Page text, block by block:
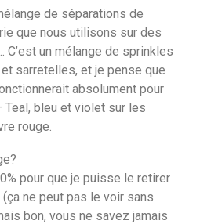
de séparations de
que nous utilisons sur des
un mélange de sprinkles
sarretelles, et je pense que
absolument pour
Teal, bleu et violet sur les
rouge.
pour que je puisse le retirer
(ça ne peut pas le voir sans
bon, vous ne savez jamais